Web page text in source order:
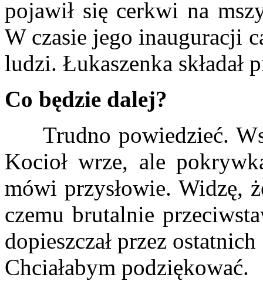
pojawił się cerkwi na
W czasie jego inauguracji
ludzi. Łukaszenka składał
Co będzie dalej?
Trudno powiedzieć.
Kocioł wrze, ale
mówi przysłowie. Widzę,
czemu brutalnie
dopieszczał przez
Chciałabym podziękować.